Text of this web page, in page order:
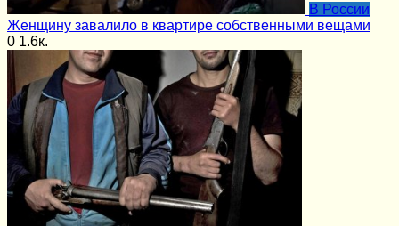
В России
Женщину завалило в квартире собственными вещами
0 1.6к.